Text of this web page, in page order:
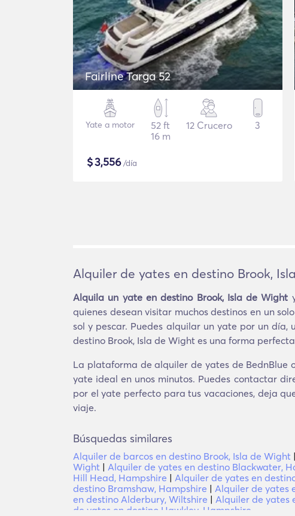
Fairline Targa 52
Yate a motor
52 ft
16 m
12 Crucero 3
$3,556/día
Alquiler de yates en destino Brook,
Alquila un yate en destino Brook, Isla de Wight
quienes desean visitar muchos destinos en un
sol y pescar. Puedes alquilar un yate por un
destino Brook, Isla de Wight es una forma
La plataforma de alquiler de yates de BednBlue
yate ideal en unos minutos. Puedes contactar
por el yate perfecto para tus vacaciones, deja
viaje.
Búsquedas similares
Alquiler de barcos en destino Brook, Isla de Wight |
Wight | Alquiler de yates en destino Blackwater,
Hill Head, Hampshire | Alquiler de yates en
destino Bramshaw, Hampshire | Alquiler de yates
en destino Alderbury, Wiltshire | Alquiler de yates
de yates en destino Hawkley, Hampshire